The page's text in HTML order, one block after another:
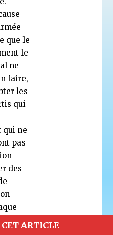
que le
le
ne
faire,
les
qui
qui ne
pas
des
ARTICLE